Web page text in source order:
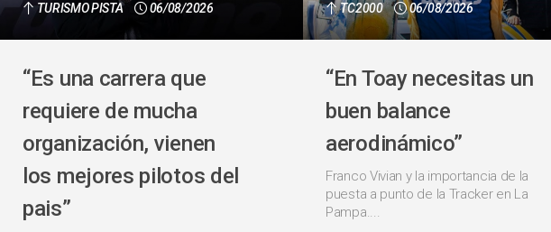
TURISMO PISTA 06/08/2026
“Es una carrera que
requiere de mucha
organización, vienen
los mejores pilotos del
pais”
TC2000 06/08/2026
“En Toay necesitas un
buen balance
aerodinámico”
Franco Vivian y la importancia de la
puesta a punto de la Tracker en La
Pampa....